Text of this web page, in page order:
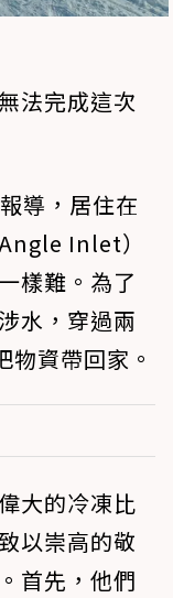
法完成這次
導，居住在
Inlet）
樣難。為了
水，穿過兩
資帶回家。
大的冷凍比
以崇高的敬
首先，他們